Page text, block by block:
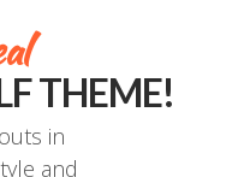
THEME!
in
and